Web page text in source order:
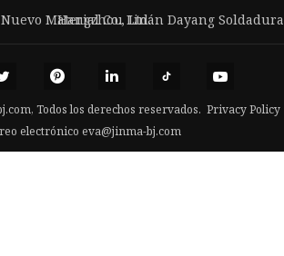
Material Co., Ltd.
Hangzhou Linán Dayang
Todos los derechos reservados. Privacy Policy
electrónico eva@jinma-bj.com